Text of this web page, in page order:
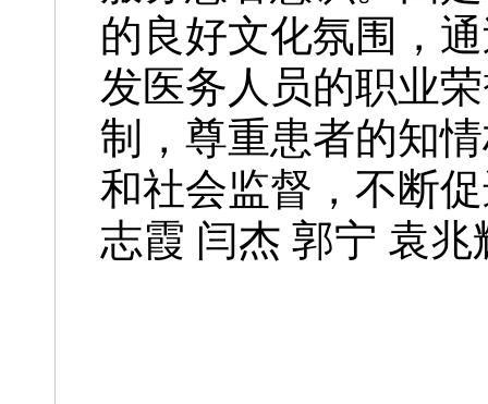
的良好文化氛围，
发医务人员的职业
制，尊重患者的知
和社会监督，不断
志霞 闫杰 郭宁 袁兆